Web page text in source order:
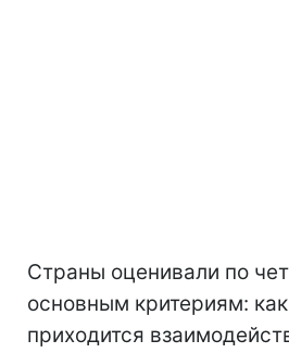
Страны оценивали по
основным критериям:
приходится